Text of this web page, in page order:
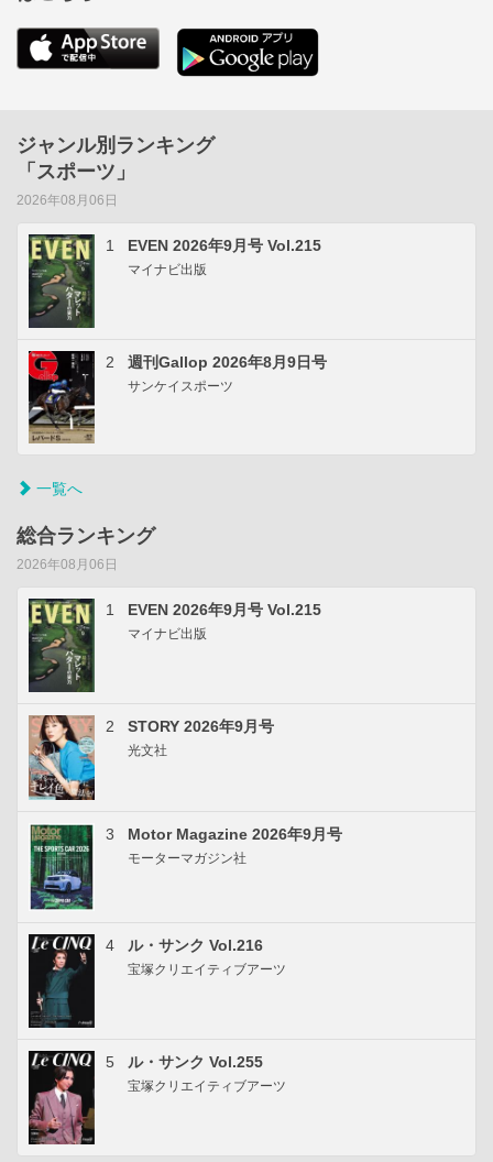
ジャンル別ランキング
「スポーツ」
2026年08月06日
1 EVEN 2026年9月号 Vol.215
マイナビ出版
2 週刊Gallop 2026年8月9日号
サンケイスポーツ
一覧へ
総合ランキング
2026年08月06日
1 EVEN 2026年9月号 Vol.215
マイナビ出版
2 STORY 2026年9月号
光文社
3 Motor Magazine 2026年9月号
モーターマガジン社
4 ル・サンク Vol.216
宝塚クリエイティブアーツ
5 ル・サンク Vol.255
宝塚クリエイティブアーツ